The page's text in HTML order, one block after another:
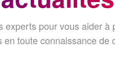
pour vous aider à
toute connaissance de